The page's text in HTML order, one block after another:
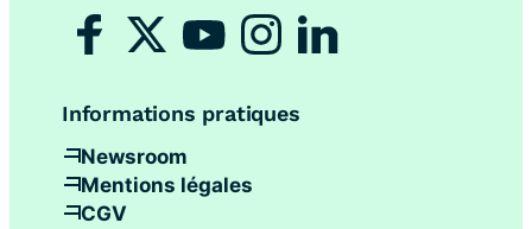
Informations pratiques
Newsroom
Mentions légales
CGV